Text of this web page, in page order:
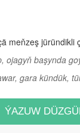
meňzeş jüründikli
ojagyň başynda
gara kündük,
ÝAZUW